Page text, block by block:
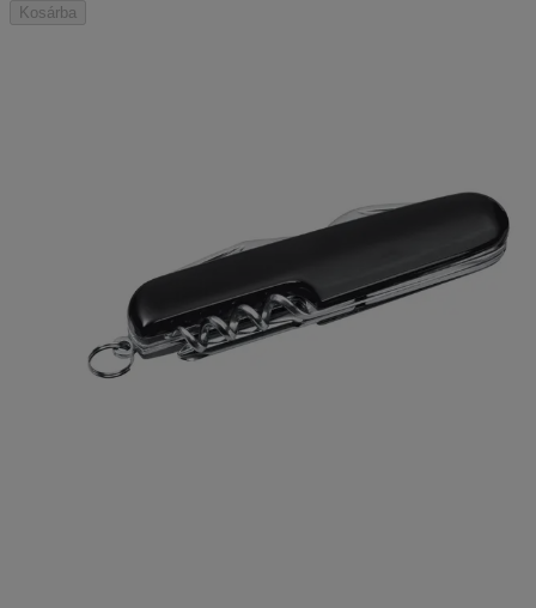
Kosárba